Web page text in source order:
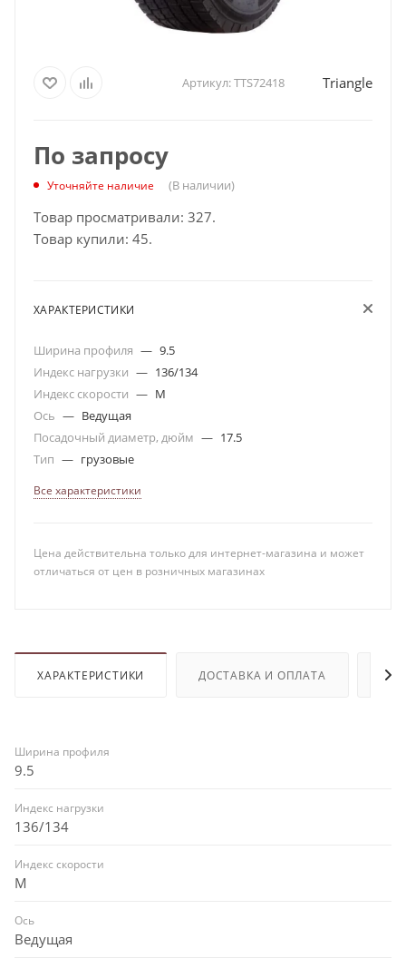
Артикул:TTS72418 Triangle
По запросу
Уточняйте наличие (В наличии)
Товар просматривали: 327.
Товар купили: 45.
ХАРАКТЕРИСТИКИ
Ширина профиля — 9.5
Индекс нагрузки — 136/134
Индекс скорости — M
Ось — Ведущая
Посадочный диаметр, дюйм — 17.5
Тип — грузовые
Все характеристики
Цена действительна только для интернет-магазина и может
отличаться от цен в розничных магазинах
ХАРАКТЕРИСТИКИ ДОСТАВКА И ОПЛАТА
Ширина профиля
9.5
Индекс нагрузки
136/134
Индекс скорости
M
Ось
Ведущая